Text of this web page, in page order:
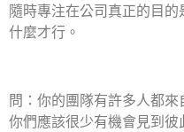
隨時專注在公司真正的目
什麼才行。
問：你的團隊有許多人都來
你們應該很少有機會見到